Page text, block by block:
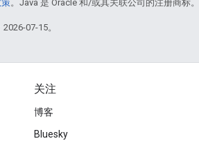
。Java 是 Oracle 和/或其关联公司的注册商标。
07-15。
关注
博客
Bluesky